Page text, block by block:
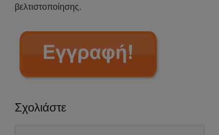
βελτιστοποίησης.
Σχολιάστε